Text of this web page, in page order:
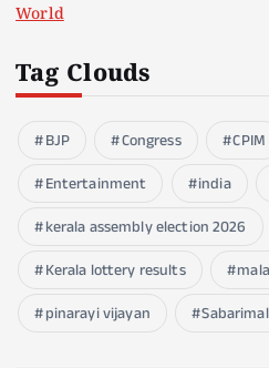
World
Tag Clouds
BJP Congress CPIM
Entertainment
india
kerala assembly election 2026
Kerala lottery results
pinarayi vijayan